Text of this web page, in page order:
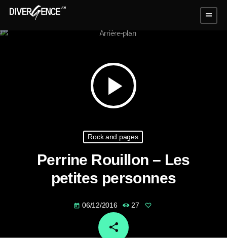
menu
play_arrow
Rock and pages
Perrine Rouillon – Les
petites personnes
today 06/12/2016 27
share
email